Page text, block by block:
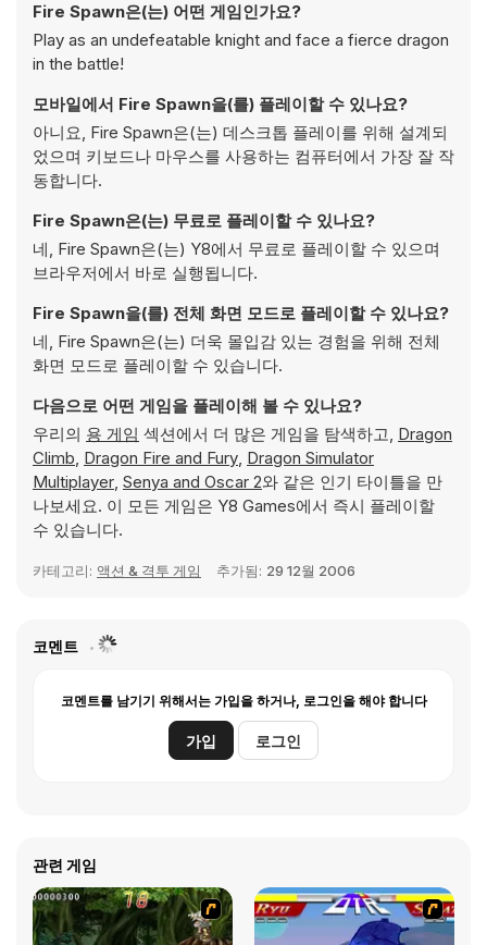
Fire Spawn은(는) 어떤 게임인가요?
Play as an undefeatable knight and face a fierce dragon
in the battle!
모바일에서 Fire Spawn을(를) 플레이할 수 있나요?
아니요, Fire Spawn은(는) 데스크톱 플레이를 위해 설계되
었으며 키보드나 마우스를 사용하는 컴퓨터에서 가장 잘 작
동합니다.
Fire Spawn은(는) 무료로 플레이할 수 있나요?
네, Fire Spawn은(는) Y8에서 무료로 플레이할 수 있으며
브라우저에서 바로 실행됩니다.
Fire Spawn을(를) 전체 화면 모드로 플레이할 수 있나요?
네, Fire Spawn은(는) 더욱 몰입감 있는 경험을 위해 전체
화면 모드로 플레이할 수 있습니다.
다음으로 어떤 게임을 플레이해 볼 수 있나요?
우리의 용 게임 섹션에서 더 많은 게임을 탐색하고, Dragon
Climb, Dragon Fire and Fury, Dragon Simulator
Multiplayer, Senya and Oscar 2와 같은 인기 타이틀을 만
나보세요. 이 모든 게임은 Y8 Games에서 즉시 플레이할
수 있습니다.
카테고리: 액션 & 격투 게임 추가됨: 29 12월 2006
코멘트
코멘트를 남기기 위해서는 가입을 하거나, 로그인을 해야 합니다
가입 로그인
관련 게임